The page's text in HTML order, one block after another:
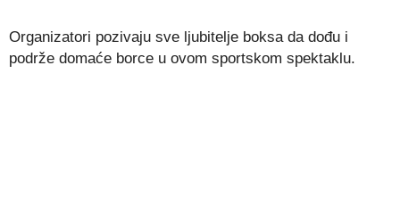
Organizatori pozivaju sve ljubitelje boksa da dođu i
podrže domaće borce u ovom sportskom spektaklu.